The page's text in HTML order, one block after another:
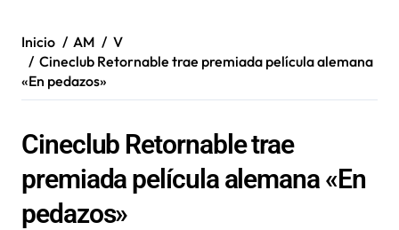
Inicio AM
V
Cineclub Retornable trae premiada película alemana
«En pedazos»
Cineclub Retornable trae
premiada película alemana «En
pedazos»